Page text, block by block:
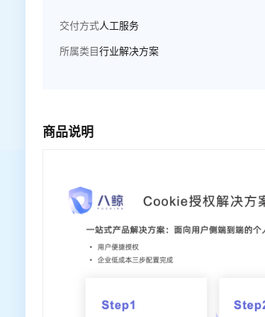
交付方式人工服务
所属类目行业解决方案
商品说明